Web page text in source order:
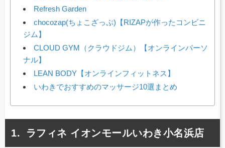
Refresh Garden
chocozap(ちょこざっぷ)【RIZAPが作ったコンビニ
ジム】
CLOUD GYM（クラウドジム）【オンラインパーソ
ナル】
LEAN BODY【オンラインフィットネス】
いわきでおすすめのマッサージ10選まとめ
ラフィネ イオンモールいわき小名浜店